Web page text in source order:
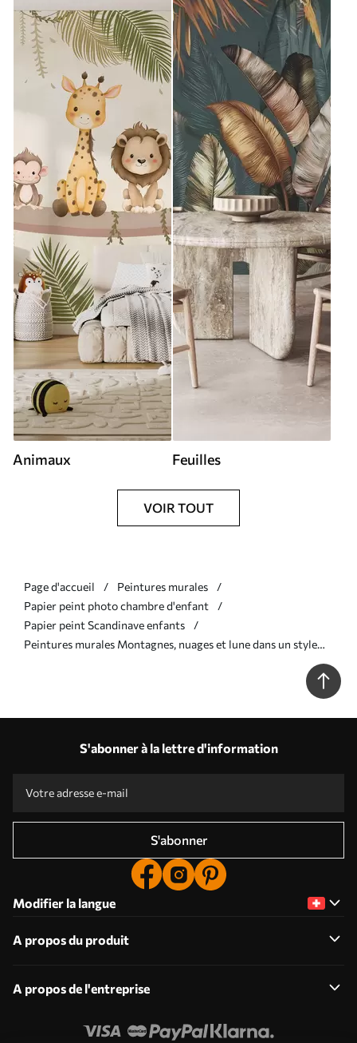
Animaux Feuilles
VOIR TOUT
Page d'accueil
Peintures murales
Papier peint photo chambre d'enfant
Papier peint Scandinave enfants
Peintures murales Montagnes, nuages et lune dans un style
S'abonner à la lettre d'information
S'abonner
Modifier la langue
A propos du produit
A propos de l'entreprise